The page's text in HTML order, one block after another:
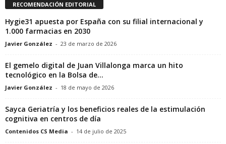
RECOMENDACIÓN EDITORIAL
Hygie31 apuesta por España con su filial internacional y
1.000 farmacias en 2030
Javier González - 23 de marzo de 2026
El gemelo digital de Juan Villalonga marca un hito
tecnológico en la Bolsa de...
Javier González - 18 de mayo de 2026
Sayca Geriatría y los beneficios reales de la estimulación
cognitiva en centros de día
Contenidos CS Media - 14 de julio de 2025